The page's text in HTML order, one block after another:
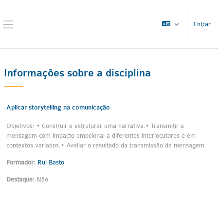
Entrar
Informações sobre a disciplina
Aplicar storytelling na comunicação
Objetivos: • Construir e estruturar uma narrativa.• Transmitir a
mensagem com impacto emocional a diferentes interlocutores e em
contextos variados.• Avaliar o resultado da transmissão da mensagem.
Formador: Rui Basto
Destaque: Não